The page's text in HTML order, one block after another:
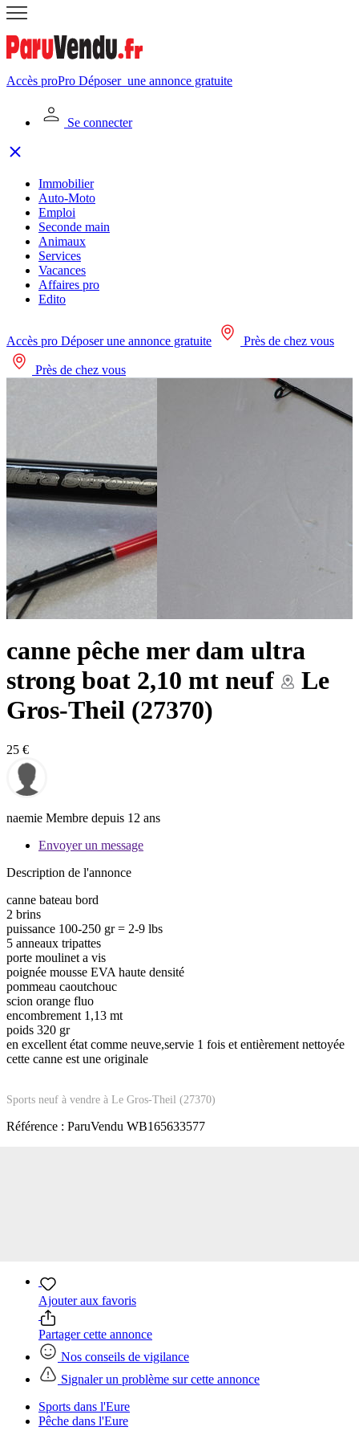
Accès proPro Déposer une annonce gratuite
Se connecter
Immobilier
Auto-Moto
Emploi
Seconde main
Animaux
Services
Vacances
Affaires pro
Edito
Accès pro Déposer une annonce gratuite Près de chez vous
Près de chez vous
canne pêche mer dam ultra
strong boat 2,10 mt neuf
Le
Gros-Theil (27370)
25 €
naemie Membre depuis 12 ans
Envoyer un message
Description de l'annonce
canne bateau bord
2 brins
puissance 100-250 gr = 2-9 lbs
5 anneaux tripattes
porte moulinet a vis
poignée mousse EVA haute densité
pommeau caoutchouc
scion orange fluo
encombrement 1,13 mt
poids 320 gr
en excellent état comme neuve,servie 1 fois et entièrement nettoyée
cette canne est une originale
Sports neuf à vendre à Le Gros-Theil (27370)
Référence : ParuVendu WB165633577
Ajouter aux favoris
Partager cette annonce
Nos conseils de vigilance
Signaler un problème sur cette annonce
Sports dans l'Eure
Pêche dans l'Eure